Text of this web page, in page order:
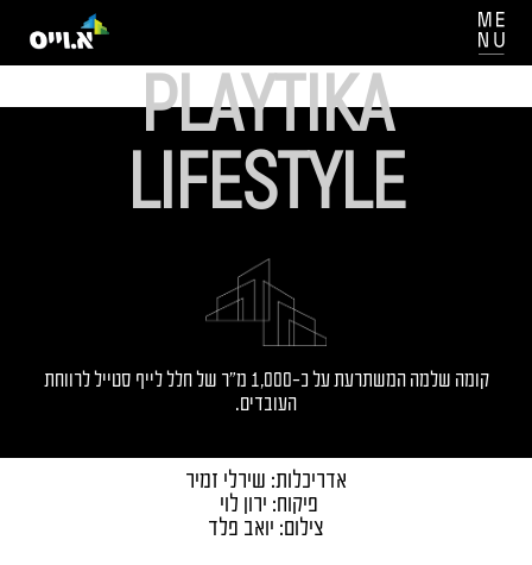
PLAYTIKA
LIFESTYLE
קומה שלמה המשתרעת על כ-1,000 מ"ר של חלל לייף סטייל לרווחת
העובדים.
אדריכלות: שירלי זמיר
פיקוח: ירון לוי
צילום: יואב פלד